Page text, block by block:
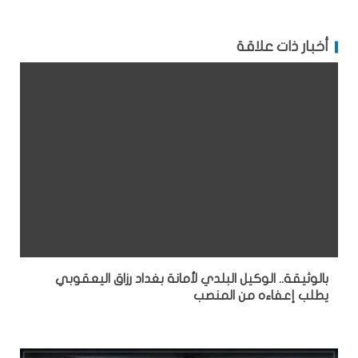
أخبار ذات علاقة
بالوثيقة.. الوكيل البلدي لأمانة بغداد رزاق اليعقوبي
يطلب إعفاءه من المنصب